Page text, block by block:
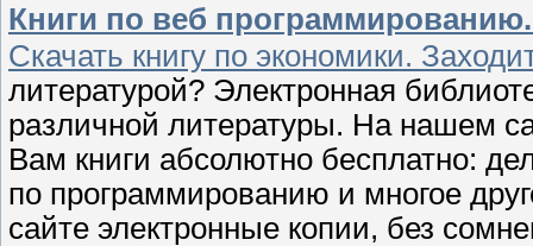
Книги по веб
Скачать книгу по экономики.
литературой? Электронная
различной литературы. На нашем
Вам книги абсолютно бесплатно:
по программированию и многое
сайте электронные копии, без